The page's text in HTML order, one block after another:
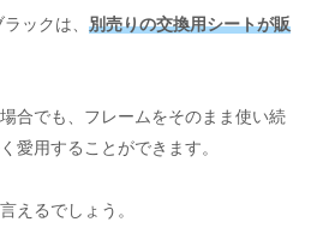
ックは、 別売りの交換用シートが販
合でも、フレームをそのまま使い続
愛用することができます。
えるでしょう。